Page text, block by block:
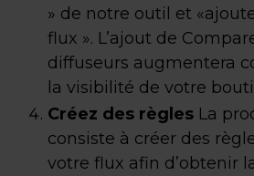
» de notre outil et
flux ». L’ajout de
diffuseurs augmentera
la visibilité de votre
Créez des règles La
consiste à créer des
votre flux afin d’obtenir